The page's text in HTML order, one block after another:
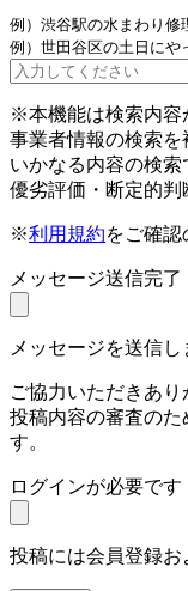
例）渋谷駅の水まわり修
例）世田谷区の土日にや
※本機能は検索内容
事業者情報の検索を
いかなる内容の検索
優劣評価・断定的判
※利用規約をご確
メッセージ送信完了
メッセージを送信し
ご協力いただきあり
投稿内容の審査のた
す。
ログインが必要です
投稿には会員登録